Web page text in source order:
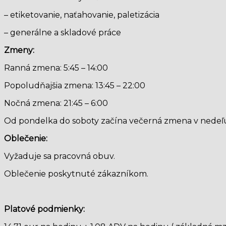
– etiketovanie, naťahovanie, paletizácia
– generálne a skladové práce
Zmeny:
Ranná zmena: 5:45 – 14:00
Popoludňajšia zmena: 13:45 – 22:00
Nočná zmena: 21:45 – 6:00
Od pondelka do soboty začína večerná zmena v
Oblečenie:
Vyžaduje sa pracovná obuv.
Oblečenie poskytnuté zákazníkom.
Platové podmienky: